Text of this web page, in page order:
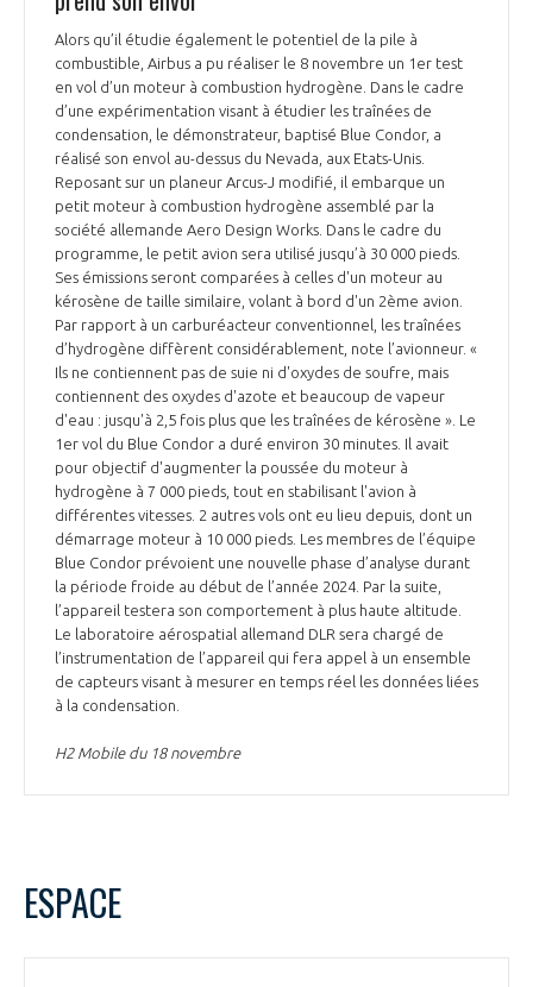
Alors qu’il étudie également le potentiel de la pile à
combustible, Airbus a pu réaliser le 8 novembre un 1er test
en vol d’un moteur à combustion hydrogène. Dans le cadre
d’une expérimentation visant à étudier les traînées de
condensation, le démonstrateur, baptisé Blue Condor, a
réalisé son envol au-dessus du Nevada, aux Etats-Unis.
Reposant sur un planeur Arcus-J modifié, il embarque un
petit moteur à combustion hydrogène assemblé par la
société allemande Aero Design Works. Dans le cadre du
programme, le petit avion sera utilisé jusqu’à 30 000 pieds.
Ses émissions seront comparées à celles d'un moteur au
kérosène de taille similaire, volant à bord d'un 2ème avion.
Par rapport à un carburéacteur conventionnel, les traînées
d’hydrogène diffèrent considérablement, note l’avionneur. «
Ils ne contiennent pas de suie ni d'oxydes de soufre, mais
contiennent des oxydes d'azote et beaucoup de vapeur
d'eau : jusqu'à 2,5 fois plus que les traînées de kérosène ». Le
1er vol du Blue Condor a duré environ 30 minutes. Il avait
pour objectif d'augmenter la poussée du moteur à
hydrogène à 7 000 pieds, tout en stabilisant l'avion à
différentes vitesses. 2 autres vols ont eu lieu depuis, dont un
démarrage moteur à 10 000 pieds. Les membres de l’équipe
Blue Condor prévoient une nouvelle phase d’analyse durant
la période froide au début de l’année 2024. Par la suite,
l’appareil testera son comportement à plus haute altitude.
Le laboratoire aérospatial allemand DLR sera chargé de
l’instrumentation de l’appareil qui fera appel à un ensemble
de capteurs visant à mesurer en temps réel les données liées
à la condensation.
H2 Mobile du 18 novembre
ESPACE